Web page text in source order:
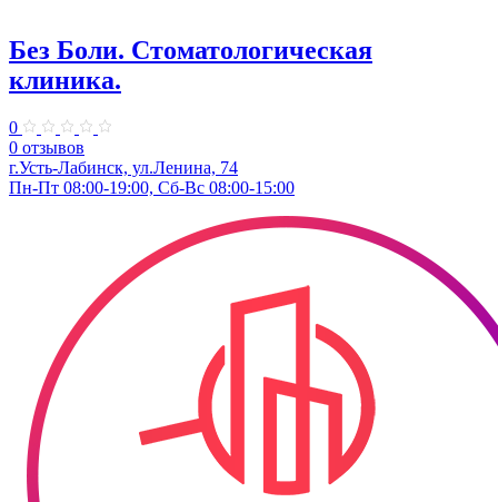
Без Боли. Стоматологическая
клиника.
0
0 отзывов
г.Усть-Лабинск, ул.Ленина, 74
Пн-Пт 08:00-19:00, Сб-Вс 08:00-15:00